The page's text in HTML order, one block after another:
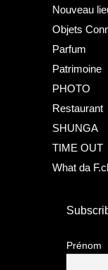
Nouveau
Objets
Parfum
Patrimoine
PHOTO
Restaurant
SHUNGA
TIME OUT
What da
Prénom